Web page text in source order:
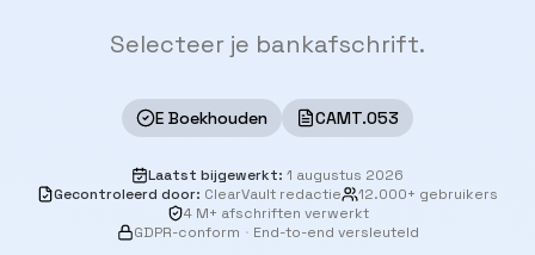
Selecteer je bankafschrift.
E Boekhouden CAMT.053
Laatst bijgewerkt: 1 augustus 2026
Gecontroleerd door: ClearVault redactie
12.000+ gebruikers
4 M+ afschriften verwerkt
GDPR-conform · End-to-end versleuteld